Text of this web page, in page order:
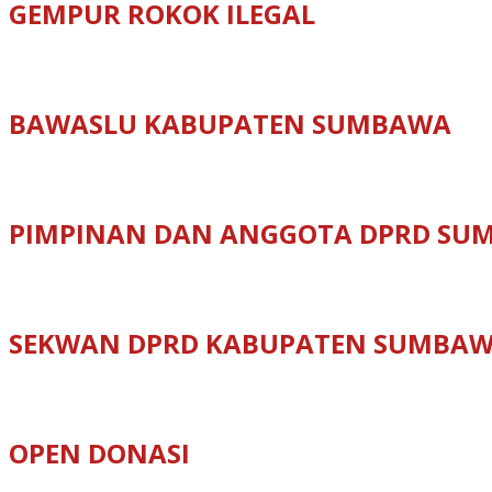
GEMPUR ROKOK ILEGAL
BAWASLU KABUPATEN SUMBAWA
PIMPINAN DAN ANGGOTA DPRD
SEKWAN DPRD KABUPATEN
OPEN DONASI